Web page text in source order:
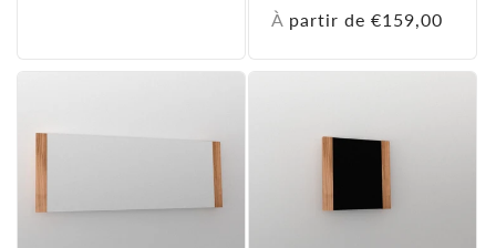
des
critiques
PrixÀ partir de €159,00